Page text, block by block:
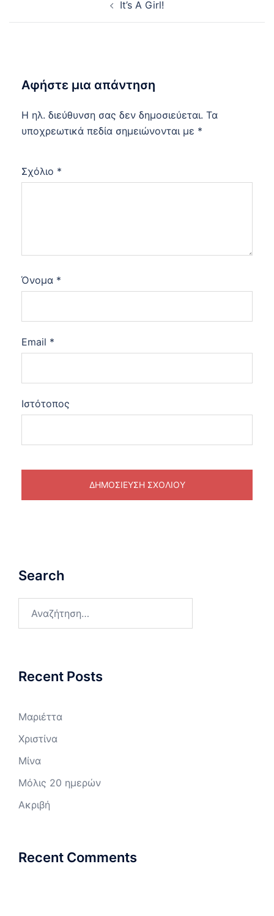
It’s A Girl!
Αφήστε μια απάντηση
Η ηλ. διεύθυνση σας δεν δημοσιεύεται. Τα
υποχρεωτικά πεδία σημειώνονται με *
Σχόλιο *
Όνομα *
Email *
Ιστότοπος
Search
Recent Posts
Μαριέττα
Χριστίνα
Μίνα
Μόλις 20 ημερών
Ακριβή
Recent Comments